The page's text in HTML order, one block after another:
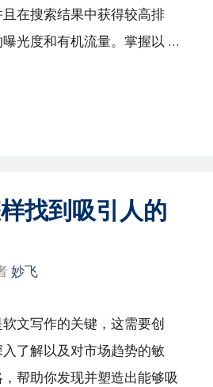
在搜索结果中获得较高排
光度和有机流量。掌握以 …
找到吸引人的
妙飞
文写作的关键，这需要创
了解以及对市场趋势的敏
帮助你发现并塑造出能够吸